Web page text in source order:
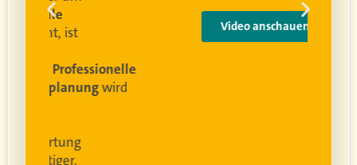
wird
Video anschauen